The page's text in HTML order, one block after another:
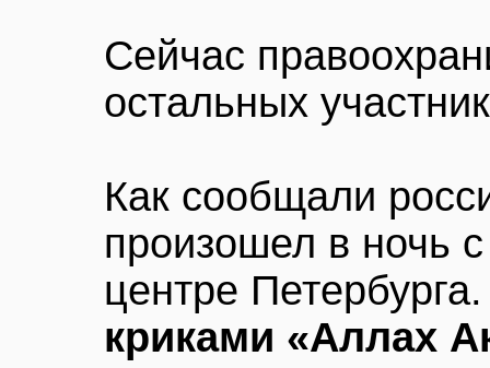
Сейчас
остальных
Как сообщали
произошел в ночь
центре
криками «Аллах